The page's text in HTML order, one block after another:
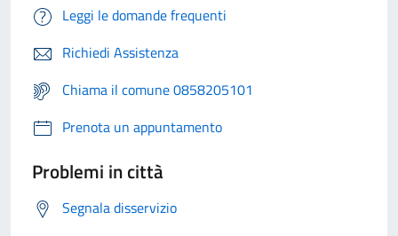
Leggi le domande frequenti
Richiedi Assistenza
Chiama il comune 0858205101
Prenota un appuntamento
Problemi in città
Segnala disservizio